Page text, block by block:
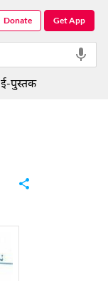
Get App
Donate
ई-पुस्तक